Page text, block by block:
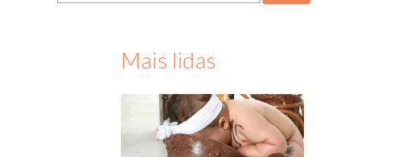
Mais lidas